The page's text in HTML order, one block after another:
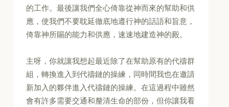
的工作。最後讓我們全心倚靠從神而來的幫助和供
應，使我們不要耽延徹底地遵行神的話語和旨意，
倚靠神所賜的能力和供應，速速地建造神的殿。
主呀，你就讓我想起最近除了在幫助原有的代禱群
組，轉換進入到代禱鏈的操練，同時間我也在邀請
新加入的夥伴進入代禱鏈的操練。在這過程中雖然
會有許多需要交通和釐清生命的部份，但你讓我看